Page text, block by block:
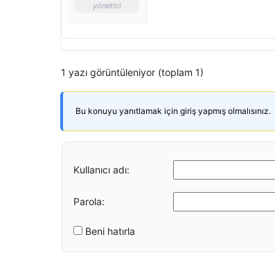
yönetici
1 yazı görüntüleniyor (toplam 1)
Bu konuyu yanıtlamak için giriş yapmış olmalısınız.
Kullanıcı adı:
Parola:
Beni hatırla